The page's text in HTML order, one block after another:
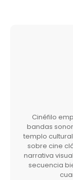
Cinéfilo
bandas
templo
sobre cine
narrativa
secuencia